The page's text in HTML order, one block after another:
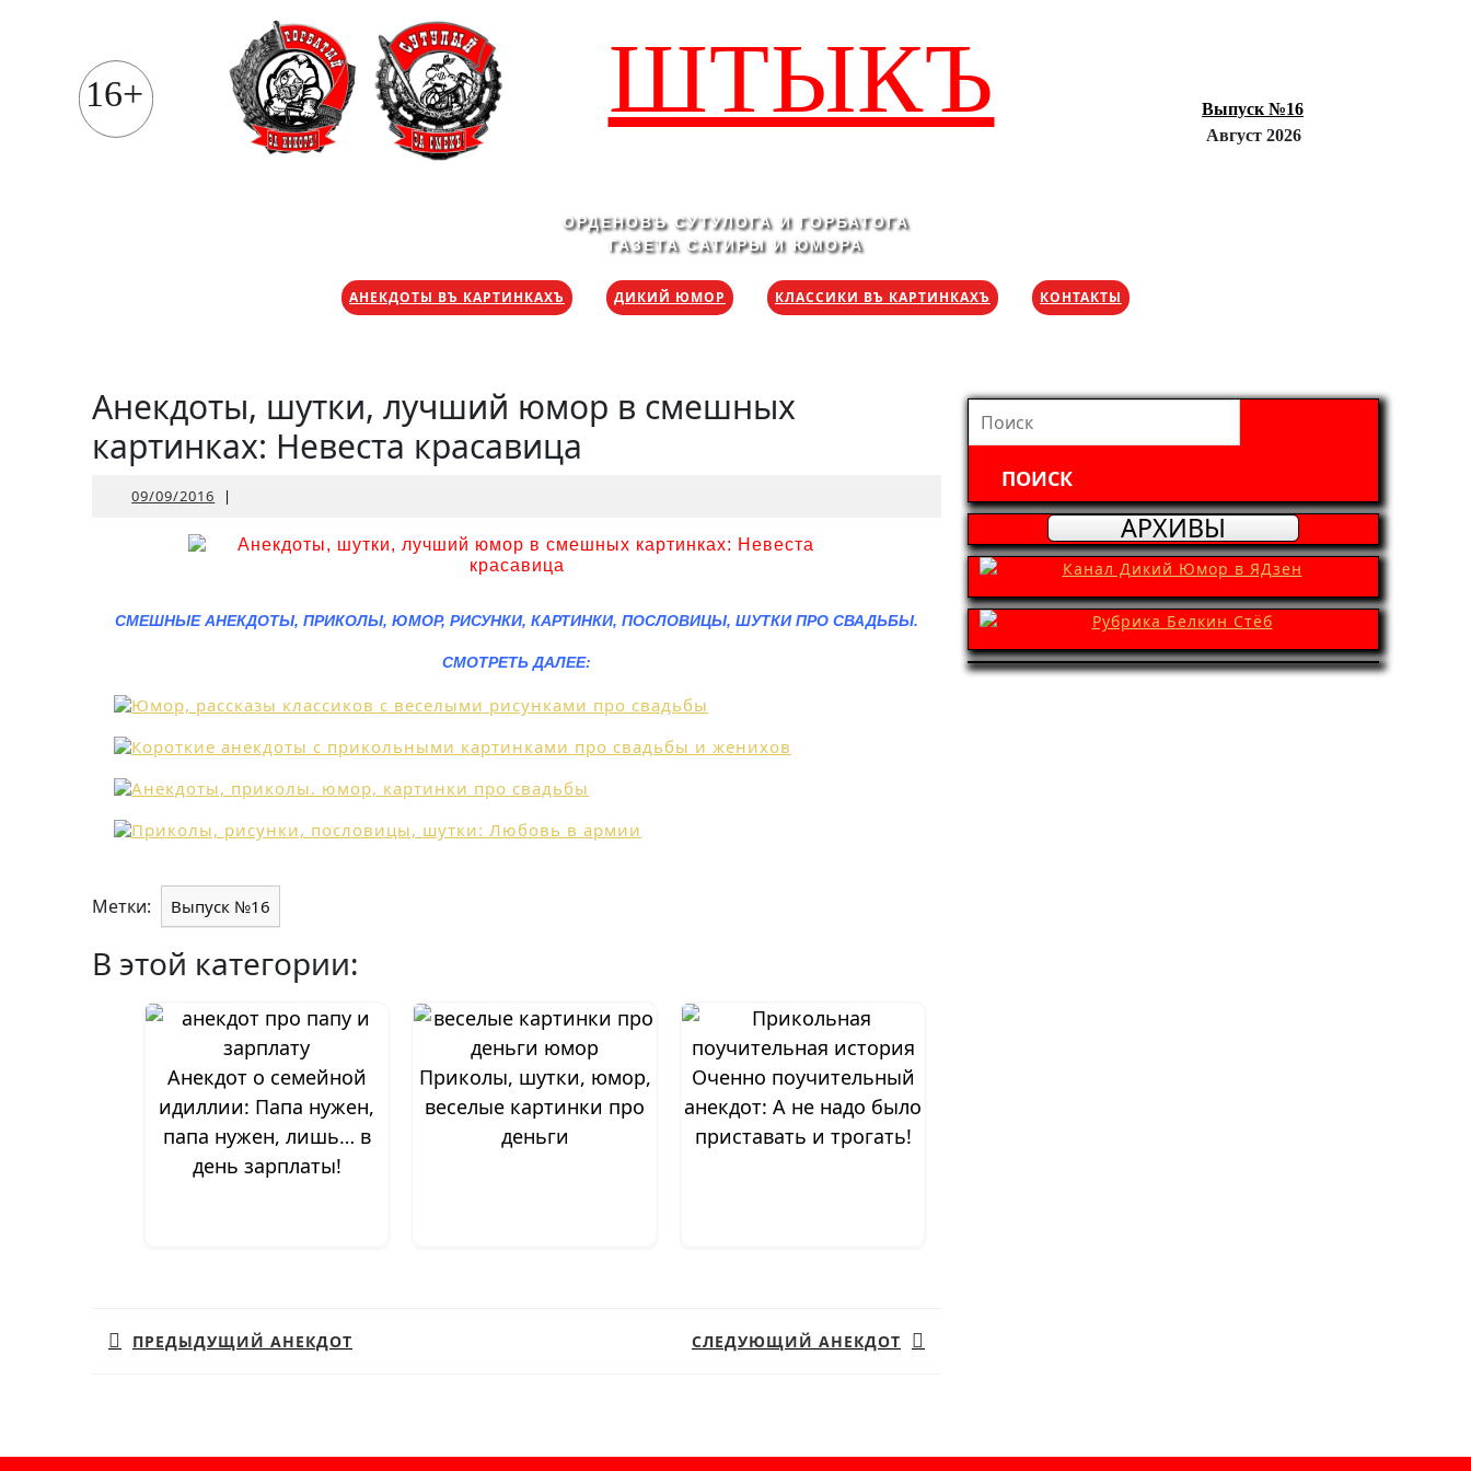
содержимому
16+ ШТЫКЪ
Выпуск №16
Август 2026
ОРДЕНОВЪ СУТУЛОГА И ГОРБАТОГА
ГАЗЕТА САТИРЫ И ЮМОРА
АНЕКДОТЫ ВЪ КАРТИНКАХЪ ДИКИЙ ЮМОР КЛАССИКИ ВЪ КАРТИНКАХЪ КОНТАКТЫ
Анекдоты, шутки, лучший юмор в смешных
картинках: Невеста красавица
09/09/2016 09/09/2016
|
СМЕШНЫЕ АНЕКДОТЫ, ПРИКОЛЫ, ЮМОР, РИСУНКИ, КАРТИНКИ, ПОСЛОВИЦЫ, ШУТКИ ПРО СВАДЬБЫ.
СМОТРЕТЬ ДАЛЕЕ:
Метки: Выпуск №16
В этой категории:
Анекдот о семейной
идиллии: Папа нужен,
папа нужен, лишь… в
день зарплаты!
Приколы, шутки, юмор,
веселые картинки про
деньги
Оченно поучительный
анекдот: А не надо было
приставать и трогать!
по
ПРЕДЫДУЩИЙ АНЕКДОТ СЛЕДУЮЩИЙ АНЕКДОТ
Найти:
АРХИВЫ